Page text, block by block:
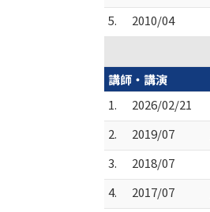
5.
2010/04
講師・講演
1.
2026/02/21
2.
2019/07
3.
2018/07
4.
2017/07